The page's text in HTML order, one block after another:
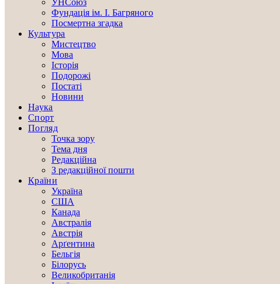
УНСоюз
Фундація ім. І. Багряного
Посмертна згадка
Культура
Мистецтво
Мова
Історія
Подорожі
Постаті
Новини
Наука
Спорт
Погляд
Точка зору
Тема дня
Редакційна
З редакційної пошти
Країни
Україна
США
Канада
Австралія
Австрія
Арґентина
Бельгія
Білорусь
Великобританія